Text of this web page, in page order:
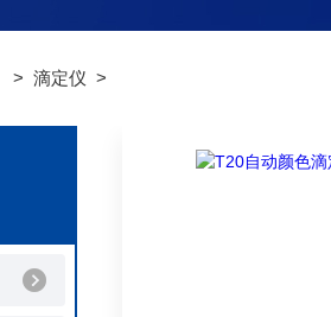
> 滴定仪 >